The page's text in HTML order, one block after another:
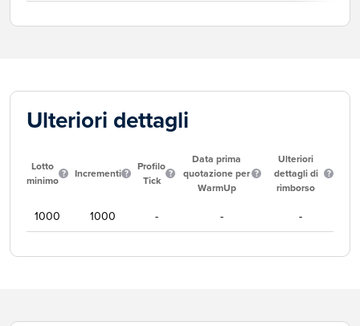
Ulteriori dettagli
Lotto
minimo
Incrementi
Profilo
Tick
Data prima
quotazione per
WarmUp
Ulteriori
dettagli di
rimborso
1000 1000 - - -